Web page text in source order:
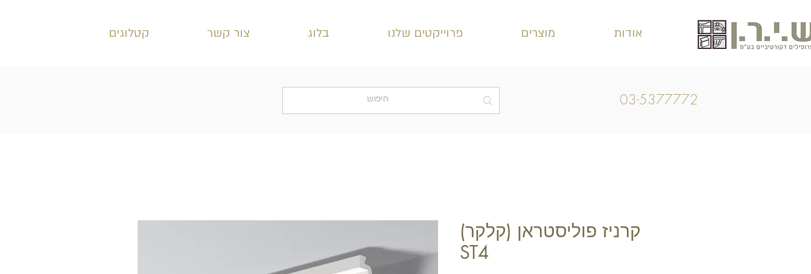
אודות מוצרים פרוייקטים שלנו בלוג צור קשר קטלוגים
03-5377772
קרניז פוליסטראן (קלקר)
ST4